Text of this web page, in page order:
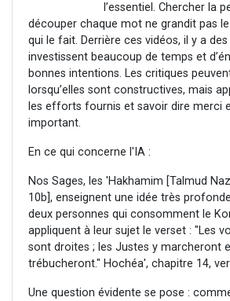
l’essentiel. Chercher la
découper chaque mot ne grandit pas
qui le fait. Derrière ces vidéos, il y a
investissent beaucoup de temps et
bonnes intentions. Les critiques
lorsqu’elles sont constructives, mais
les efforts fournis et savoir dire merci
important.
En ce qui concerne l'IA :
Nos Sages, les 'Hakhamim [Talmud
10b], enseignent une idée très
deux personnes qui consomment le
appliquent à leur sujet le verset : "Les
sont droites ; les Justes y marcheront
trébucheront." Hochéa', chapitre 14,
Une question évidente se pose :